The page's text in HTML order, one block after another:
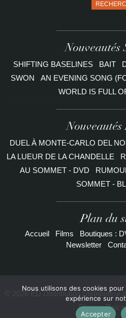
Nouveautés
SHIFTING BASELINES BAIT
SWON
AN EVENING SONG
WORLD IS FULL
DUEL À MONTE-CARLO DEL
LA LUEUR DE LA CHANDELLE
AU SOMMET - DVD
SOMMET -
Plan du
Accueil Films Boutiques :
Newsletter
© 2026 ED Distribution Distributeur
Etienne
Nous utilisons des cookies
expérience sur
Accepter